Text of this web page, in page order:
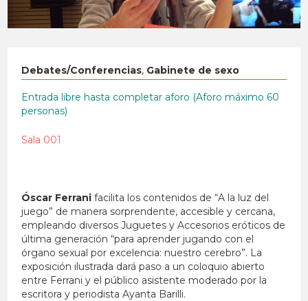
Debates/Conferencias, Gabinete de sexo
Entrada libre hasta completar aforo (Aforo máximo 60
personas)
Sala 001
Óscar Ferrani facilita los contenidos de “A la luz del
juego” de manera sorprendente, accesible y cercana,
empleando diversos Juguetes y Accesorios eróticos de
última generación “para aprender jugando con el
órgano sexual por excelencia: nuestro cerebro”. La
exposición ilustrada dará paso a un coloquio abierto
entre Ferrani y el público asistente moderado por la
escritora y periodista Ayanta Barilli.